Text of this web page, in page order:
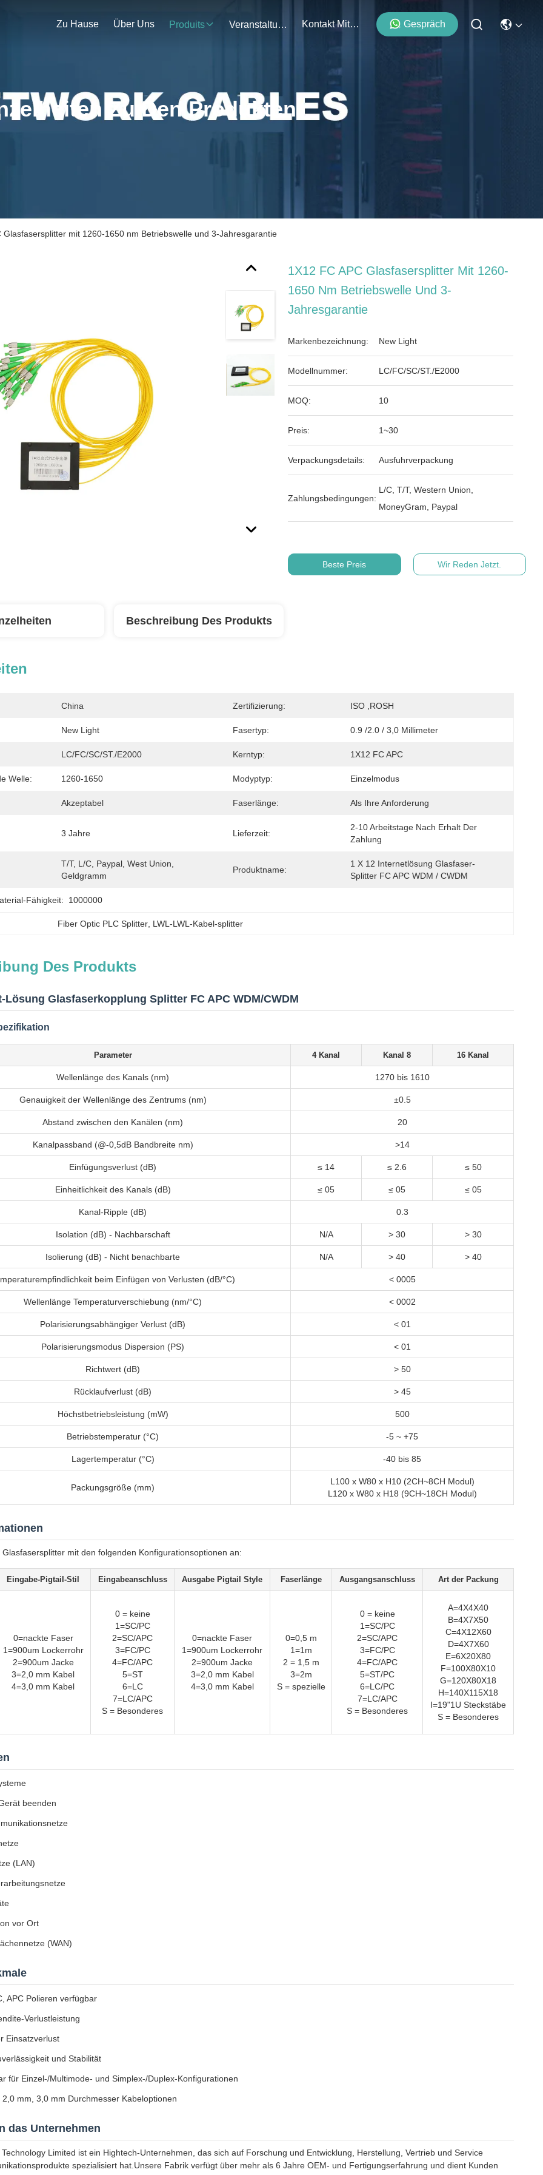
Zu Hause Über Uns Produits Veranstaltungen Kontakt Mit Uns Gespräch
Zu Den Produkten
Glasfasersplitter mit 1260-1650 nm Betriebswelle und 3-Jahresgarantie
1X12 FC APC Glasfasersplitter Mit 1260-
1650 Nm Betriebswelle Und 3-
Jahresgarantie
Markenbezeichnung: New Light
Modellnummer: LC/FC/SC/ST./E2000
MOQ: 10
Preis: 1~30
Verpackungsdetails: Ausfuhrverpackung
Zahlungsbedingungen:
L/C, T/T, Western Union,
MoneyGram, Paypal
Beste Preis Wir Reden Jetzt.
Beschreibung Des Produkts
China Zertifizierung: ISO ,ROSH
New Light Fasertyp: 0.9 /2.0 / 3,0 Millimeter
LC/FC/SC/ST./E2000 Kerntyp: 1X12 FC APC
Welle: 1260-1650 Modyptyp: Einzelmodus
Akzeptabel Faserlänge: Als Ihre Anforderung
3 Jahre Lieferzeit:
2-10 Arbeitstage Nach Erhalt Der
Zahlung
T/T, L/C, Paypal, West Union,
Geldgramm
Produktname:
1 X 12 Internetlösung Glasfaser-
Splitter FC APC WDM / CWDM
Fähigkeit: 1000000
Fiber Optic PLC Splitter LWL-LWL-Kabel-splitter
Des Produkts
Lösung Glasfaserkopplung Splitter FC APC WDM/CWDM
Parameter 4 Kanal Kanal 8 16 Kanal
Wellenlänge des Kanals (nm) 1270 bis 1610
Genauigkeit der Wellenlänge des Zentrums (nm) ±0.5
Abstand zwischen den Kanälen (nm) 20
Kanalpassband (@-0,5dB Bandbreite nm) >14
Einfügungsverlust (dB) ≤ 14 ≤ 2.6 ≤ 50
Einheitlichkeit des Kanals (dB) ≤ 05 ≤ 05 ≤ 05
Kanal-Ripple (dB) 0.3
Isolation (dB) - Nachbarschaft N/A > 30 > 30
Isolierung (dB) - Nicht benachbarte N/A > 40 > 40
beim Einfügen von Verlusten (dB/°C) < 0005
Wellenlänge Temperaturverschiebung (nm/°C) < 0002
Polarisierungsabhängiger Verlust (dB) < 01
Polarisierungsmodus Dispersion (PS) < 01
Richtwert (dB) > 50
Rücklaufverlust (dB) > 45
Höchstbetriebsleistung (mW) 500
Betriebstemperatur (°C) -5 ~ +75
Lagertemperatur (°C) -40 bis 85
Packungsgröße (mm)
L100 x W80 x H10 (2CH~8CH Modul)
L120 x W80 x H18 (9CH~18CH Modul)
mit den folgenden Konfigurationsoptionen an:
Eingabe-Pigtail-Stil Eingabeanschluss Ausgabe Pigtail Style Faserlänge Ausgangsanschluss Art der Packung
0=nackte Faser
1=900um Lockerrohr
2=900um Jacke
3=2,0 mm Kabel
4=3,0 mm Kabel
0 = keine
1=SC/PC
2=SC/APC
3=FC/PC
4=FC/APC
5=ST
6=LC
7=LC/APC
S = Besonderes
0=nackte Faser
1=900um Lockerrohr
2=900um Jacke
3=2,0 mm Kabel
4=3,0 mm Kabel
0=0,5 m
1=1m
2 = 1,5 m
3=2m
S = spezielle
0 = keine
1=SC/PC
2=SC/APC
3=FC/PC
4=FC/APC
5=ST/PC
6=LC/PC
7=LC/APC
S = Besonderes
A=4X4X40
B=4X7X50
C=4X12X60
D=4X7X60
E=6X20X80
F=100X80X10
G=120X80X18
H=140X115X18
I=19"1U Steckstäbe
S = Besonderes
beenden
(LAN)
vor Ort
(WAN)
APC Polieren verfügbar
Verlustleistung
Einsatzverlust
und Stabilität
für Einzel-/Multimode- und Simplex-/Duplex-Konfigurationen
mm, 3,0 mm Durchmesser Kabeloptionen
das Unternehmen
Limited ist ein Hightech-Unternehmen, das sich auf Forschung und Entwicklung, Herstellung, Vertrieb und Service
spezialisiert hat.Unsere Fabrik verfügt über mehr als 6 Jahre OEM- und Fertigungserfahrung und dient Kunden